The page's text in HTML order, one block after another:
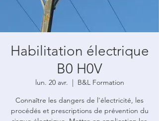
Habilitation électrique
B0 H0V
lun. 20 avr.
  |
B&L Formation
Connaître les dangers de l'électricité, les
procédés et prescriptions de prévention du